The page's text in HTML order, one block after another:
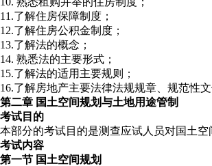
11.了解住房保障制度；
12.了解住房公积金制度；
13.了解法的概念；
14. 熟悉法的主要形式；
15.了解法的适用主要规则；
16.了解房地产主要法律法规规章、规范性
第二章 国土空间规划与土地用途管制
考试目的
本部分的考试目的是测查应试人员对国土
考试内容
第一节 国土空间规划